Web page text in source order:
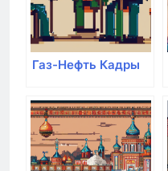
Газ-Нефть Кадры